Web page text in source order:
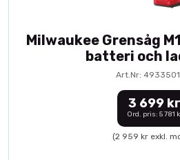
Milwaukee Grensåg
batteri och
Art.Nr:
3 699 kr
Ord. pris: 5 781
(2 959 kr exkl.